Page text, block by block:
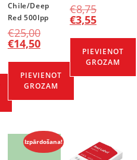
Chile/Deep
Red 500lpp
€25,00
€14,50
PIEVIENOT
GROZAM
€8,75
€3,55
PIEVIENOT
GROZAM
Izpārdošana!